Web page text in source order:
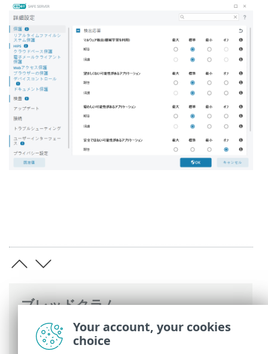
ブレッドクラム
ESETオンラインヘルプ>ESET Safe Server
ESET Safe Serverの操作
Your account, your cookies
choice